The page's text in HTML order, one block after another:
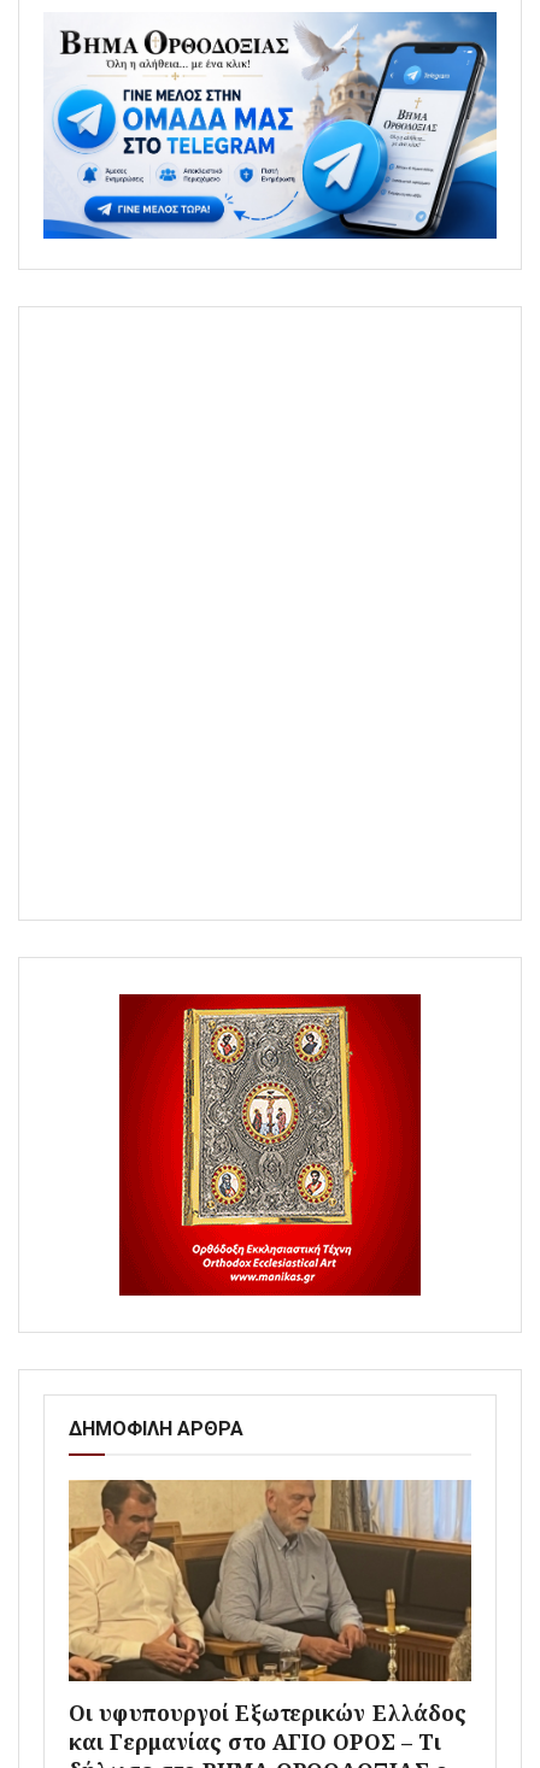
ΔΗΜΟΦΙΛΗ ΑΡΘΡΑ
Οι υφυπουργοί Εξωτερικών Ελλάδος
και Γερμανίας στο ΑΓΙΟ ΟΡΟΣ – Τι